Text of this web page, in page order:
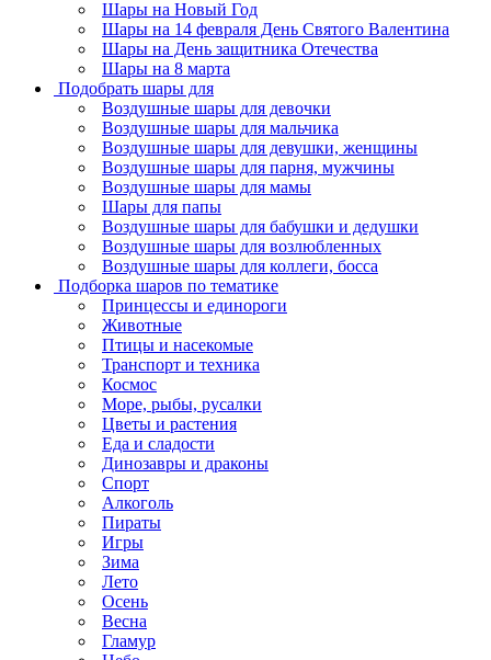
Шары на Новый Год
Шары на 14 февраля День Святого Валентина
Шары на День защитника Отечества
Шары на 8 марта
Подобрать шары для
Воздушные шары для девочки
Воздушные шары для мальчика
Воздушные шары для девушки, женщины
Воздушные шары для парня, мужчины
Воздушные шары для мамы
Шары для папы
Воздушные шары для бабушки и дедушки
Воздушные шары для возлюбленных
Воздушные шары для коллеги, босса
Подборка шаров по тематике
Принцессы и единороги
Животные
Птицы и насекомые
Транспорт и техника
Космос
Море, рыбы, русалки
Цветы и растения
Еда и сладости
Динозавры и драконы
Спорт
Алкоголь
Пираты
Игры
Зима
Лето
Осень
Весна
Гламур